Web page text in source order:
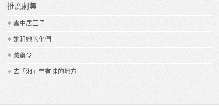
推薦劇集
雲中居三子
她和她的他們
藏藥令
去「湘」當有味的地方